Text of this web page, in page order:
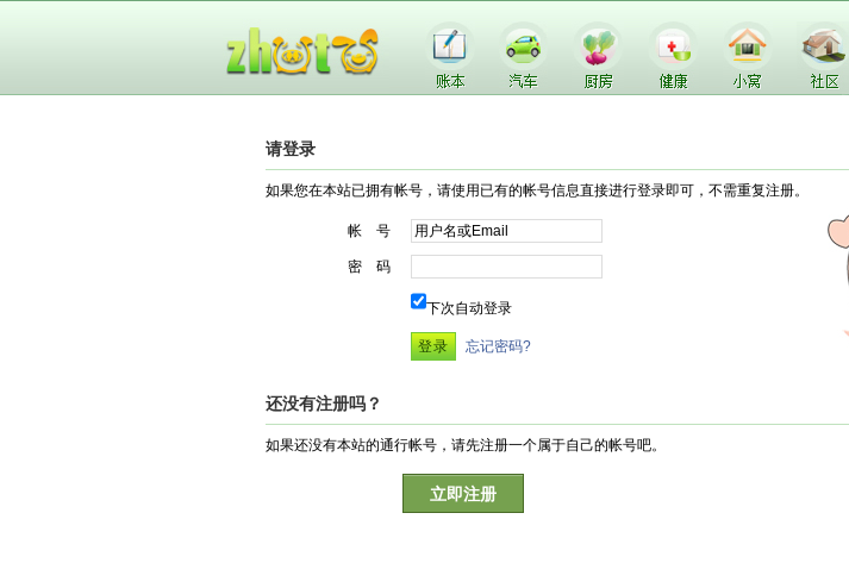
请登录
如果您在本站已拥有帐号，请使用已有的帐号信息直接进行登录即可，不需重复注册。
帐 号
密 码
下次自动登录
忘记密码?
还没有注册吗？
如果还没有本站的通行帐号，请先注册一个属于自己的帐号吧。
立即注册